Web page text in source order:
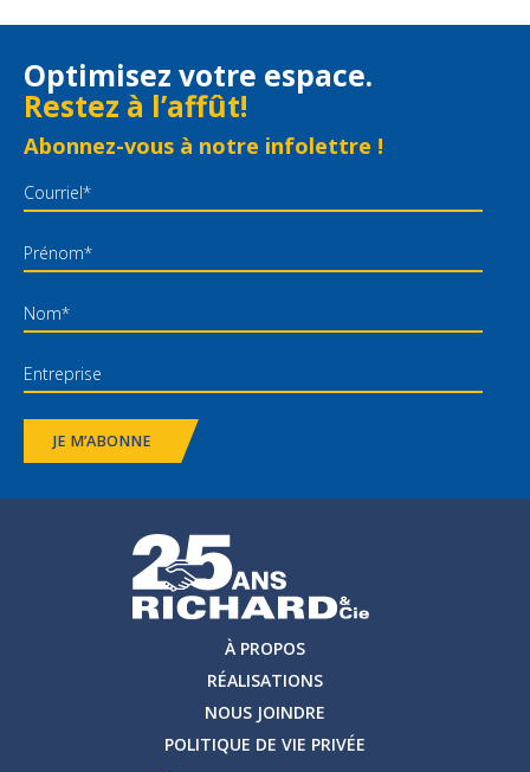
Optimisez votre espace.
Restez à l’affût!
Abonnez-vous à notre infolettre !
JE M’ABONNE
À PROPOS
RÉALISATIONS
NOUS JOINDRE
POLITIQUE DE VIE PRIVÉE